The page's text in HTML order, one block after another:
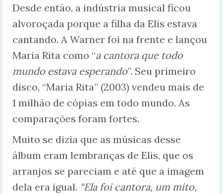
Desde então, a indústria musical ficou
alvoroçada porque a filha da Elis estava
cantando. A Warner foi na frente e lançou
Maria Rita como “a cantora que todo
mundo estava esperando”. Seu primeiro
disco, “Maria Rita” (2003) vendeu mais de
1 milhão de cópias em todo mundo. As
comparações foram fortes.
Muito se dizia que as músicas desse
álbum eram lembranças de Elis, que os
arranjos se pareciam e até que a imagem
dela era igual. “Ela foi cantora, um mito,